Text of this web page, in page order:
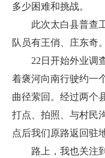
多少困难和挑战。
此次太白县普查
队员有王俏、庄东奇。
22日开始外业调
着褒河向南行驶约一
曲径萦回。经过两个
打点、拍照、与村民
点后我们原路返回驻
路上，我也关注